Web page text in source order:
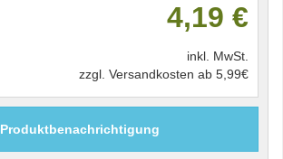
4,19 €
inkl. MwSt.
zzgl. Versandkosten ab 5,99€
Produktbenachrichtigung